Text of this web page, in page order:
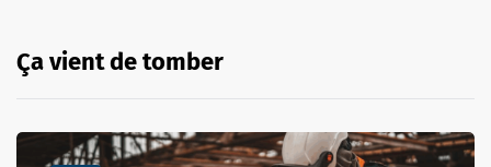
Ça vient de tomber